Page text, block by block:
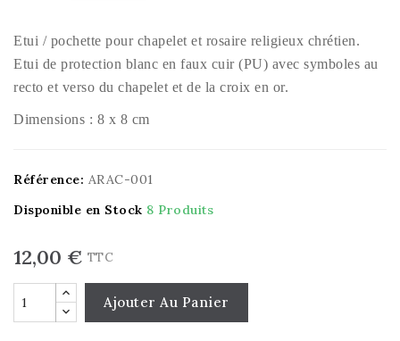
Etui / pochette pour chapelet et rosaire religieux chrétien.
Etui de protection blanc en faux cuir (PU) avec symboles au
recto et verso du chapelet et de la croix en or.
Dimensions : 8 x 8 cm
Référence: ARAC-001
Disponible en Stock 8 Produits
12,00 € TTC
Ajouter Au Panier